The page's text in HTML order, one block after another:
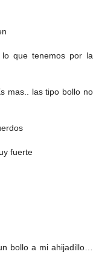
que tenemos por la
mas.. las tipo bollo no
fuerte
bollo a mi ahijadillo…